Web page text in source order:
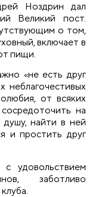
Ноздрин дал
Великий пост.
о том,
включает в
пищи.
«не есть друг
неблагочестивых
от всяких
на
найти в ней
и простить друг
удовольствием
заботливо